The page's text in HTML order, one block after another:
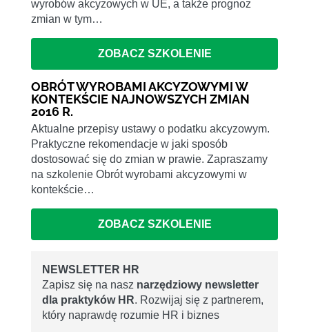
wyrobów akcyzowych w UE, a także prognoz
zmian w tym…
ZOBACZ SZKOLENIE
OBRÓT WYROBAMI AKCYZOWYMI W
KONTEKŚCIE NAJNOWSZYCH ZMIAN
2016 R.
Aktualne przepisy ustawy o podatku akcyzowym.
Praktyczne rekomendacje w jaki sposób
dostosować się do zmian w prawie. Zapraszamy
na szkolenie Obrót wyrobami akcyzowymi w
kontekście…
ZOBACZ SZKOLENIE
NEWSLETTER HR
Zapisz się na nasz narzędziowy newsletter
dla praktyków HR. Rozwijaj się z partnerem,
który naprawdę rozumie HR i biznes